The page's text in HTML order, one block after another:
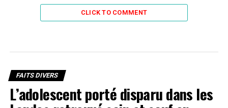
CLICK TO COMMENT
FAITS DIVERS
L’adolescent porté disparu dans les